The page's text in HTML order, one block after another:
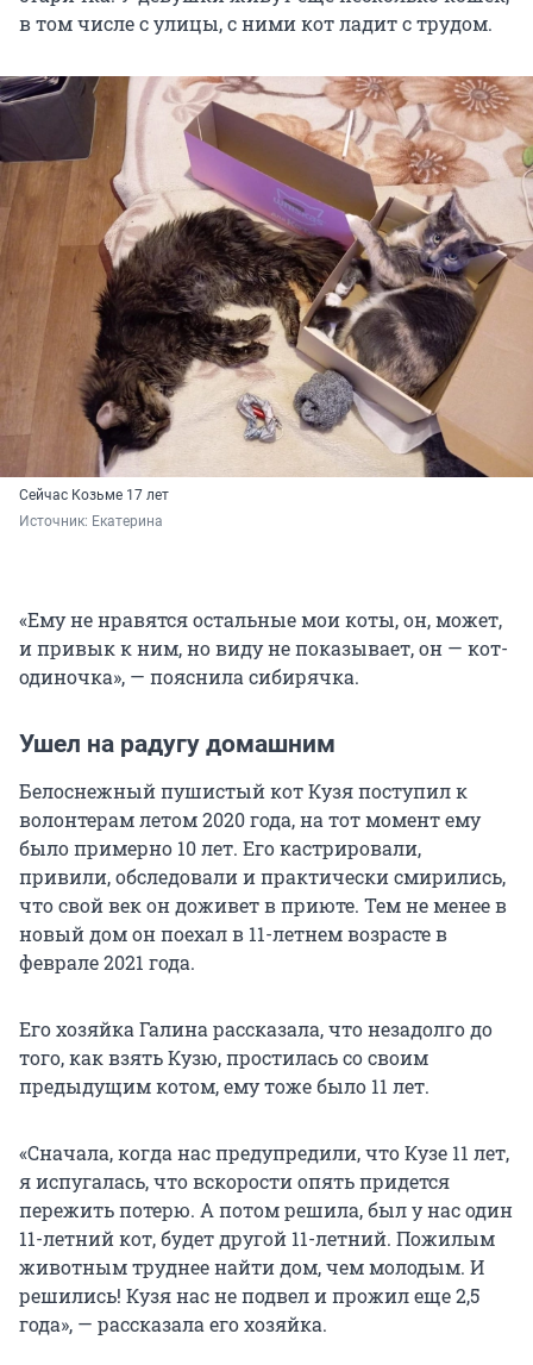
в том числе с улицы, с ними кот ладит с трудом.
Сейчас Козьме 17 лет
Источник: Екатерина
«Ему не нравятся остальные мои коты, он, может,
и привык к ним, но виду не показывает, он — кот-
одиночка», — пояснила сибирячка.
Ушел на радугу домашним
Белоснежный пушистый кот Кузя поступил к
волонтерам летом 2020 года, на тот момент ему
было примерно 10 лет. Его кастрировали,
привили, обследовали и практически смирились,
что свой век он доживет в приюте. Тем не менее в
новый дом он поехал в 11-летнем возрасте в
феврале 2021 года.
Его хозяйка Галина рассказала, что незадолго до
того, как взять Кузю, простилась со своим
предыдущим котом, ему тоже было 11 лет.
«Сначала, когда нас предупредили, что Кузе 11 лет,
я испугалась, что вскорости опять придется
пережить потерю. А потом решила, был у нас один
11-летний кот, будет другой 11-летний. Пожилым
животным труднее найти дом, чем молодым. И
решились! Кузя нас не подвел и прожил еще 2,5
года», — рассказала его хозяйка.